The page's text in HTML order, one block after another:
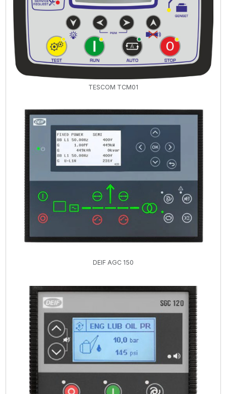
TESCOM TCM01
DEIF AGC 150